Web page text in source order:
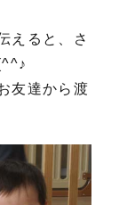
えると、さ
友達から渡